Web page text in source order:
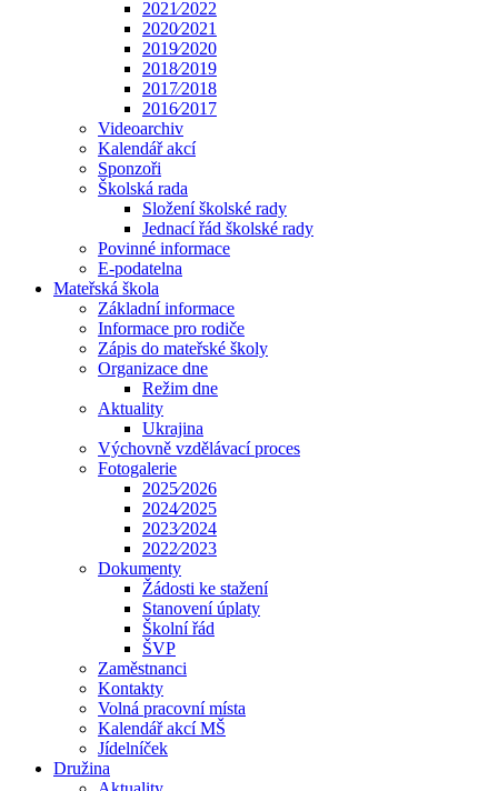
2021⁄2022
2020⁄2021
2019⁄2020
2018⁄2019
2017⁄2018
2016⁄2017
Videoarchiv
Kalendář akcí
Sponzoři
Školská rada
Složení školské rady
Jednací řád školské rady
Povinné informace
E-podatelna
Mateřská škola
Základní informace
Informace pro rodiče
Zápis do mateřské školy
Organizace dne
Režim dne
Aktuality
Ukrajina
Výchovně vzdělávací proces
Fotogalerie
2025⁄2026
2024⁄2025
2023⁄2024
2022⁄2023
Dokumenty
Žádosti ke stažení
Stanovení úplaty
Školní řád
ŠVP
Zaměstnanci
Kontakty
Volná pracovní místa
Kalendář akcí MŠ
Jídelníček
Družina